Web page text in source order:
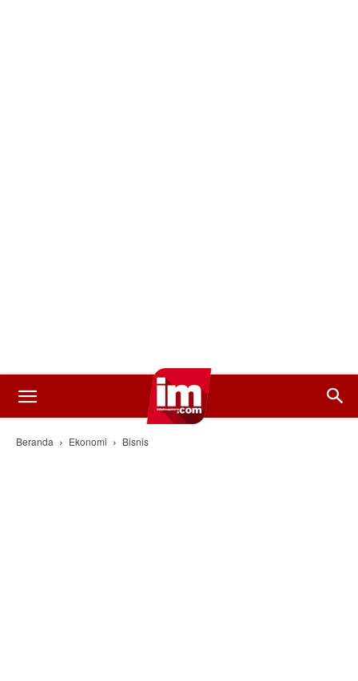
Beranda Ekonomi Bisnis